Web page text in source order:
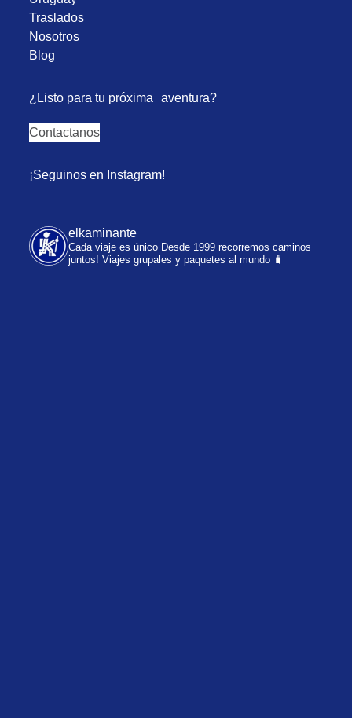
Traslados
Nosotros
Blog
¿Listo para tu próxima aventura?
Contactanos
¡Seguinos en Instagram!
elkaminante
Cada viaje es único Desde 1999 recorremos caminos
juntos! Viajes grupales y paquetes al mundo 🧳